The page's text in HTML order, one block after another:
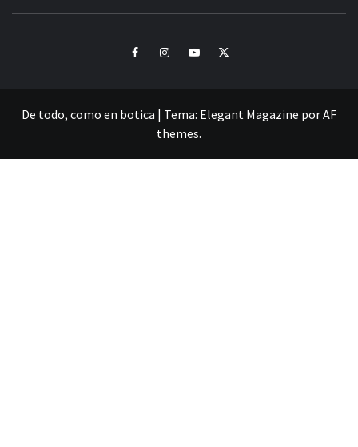
FacebookInstagramYoutubeTwitter
De todo, como en botica | Tema: Elegant Magazine porAF
themes.